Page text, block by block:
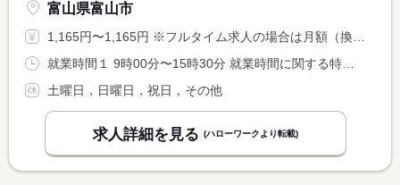
富山県富山市
1,165円〜1,165円 ※フルタイム求人の場合は月額（換算額）、パート求人の場合は時間額を表示しています。
土曜日，日曜日，祝日，その他
求人詳細を見る (ハローワークより転載)